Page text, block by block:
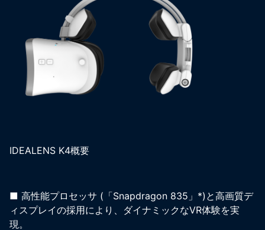
IDEALENS K4概要
■ 高性能プロセッサ (「Snapdragon 835」*)と高画質デ
ィスプレイの採用により、ダイナミックなVR体験を実
現。